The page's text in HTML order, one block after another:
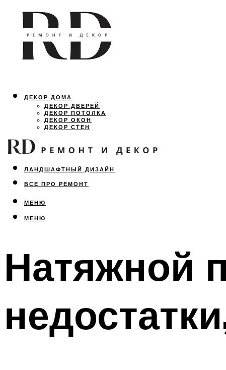
ДЕКОР ДОМА
ДЕКОР ДВЕРЕЙ
ДЕКОР ПОТОЛКА
ДЕКОР ОКОН
ДЕКОР СТЕН
ОСВЕЩЕНИЕ
ДИЗАЙН ИНТЕРЬЕРА
ЛАНДШАФТНЫЙ ДИЗАЙН
ВСЕ ПРО РЕМОНТ
МЕНЮ
МЕНЮ
Натяжной